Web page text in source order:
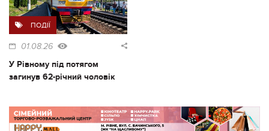
ПОДІЇ
01.08.26
У Рівному під потягом
загинув 62-річний чоловік